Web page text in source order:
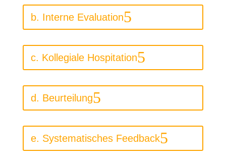
b. Interne Evaluation
c. Kollegiale Hospitation
d. Beurteilung
e. Systematisches Feedback